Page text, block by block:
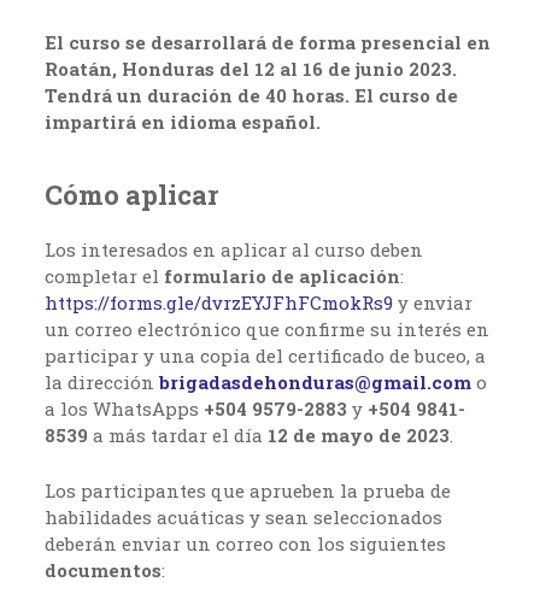
El curso se desarrollará de forma presencial en
Roatán, Honduras del 12 al 16 de junio 2023.
Tendrá un duración de 40 horas. El curso de
impartirá en idioma español.
Cómo aplicar
Los interesados en aplicar al curso deben
completar el formulario de aplicación:
https://forms.gle/dvrzEYJFhFCmokRs9 y enviar
un correo electrónico que confirme su interés en
participar y una copia del certificado de buceo, a
la direcciónbrigadasdehonduras@gmail.com o
a los WhatsApps +504 9579-2883 y +504 9841-
8539 a más tardar el día 12 de mayo de 2023
Los participantes que aprueben la prueba de
habilidades acuáticas y sean seleccionados
deberán enviar un correo con los siguientes
documentos: